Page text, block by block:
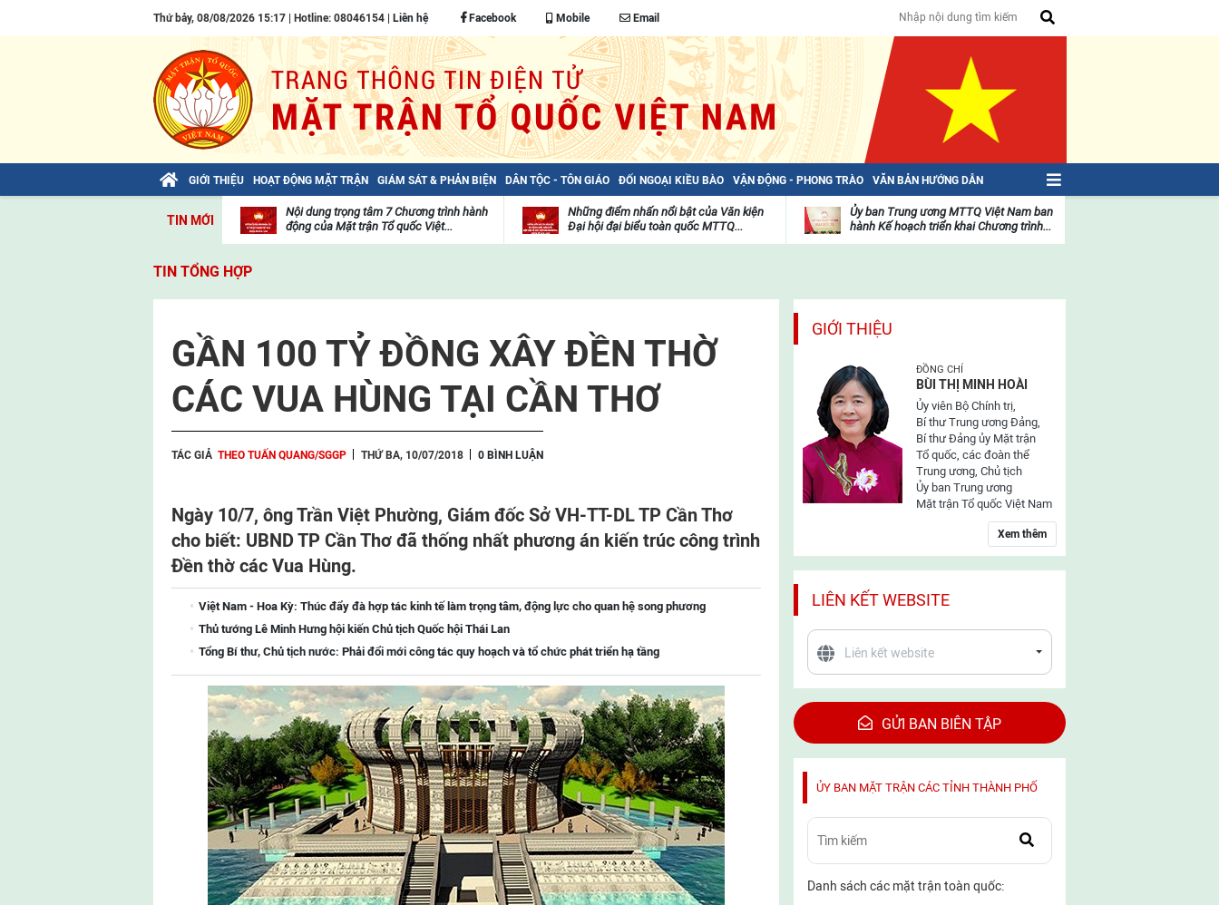
Thứ bảy, 08/08/2026 15:17 | Hotline: 08046154 | Liên hệ Facebook Mobile Email
GIỚI THIỆU HOẠT ĐỘNG MẶT TRẬN GIÁM SÁT & PHẢN BIỆN DÂN TỘC - TÔN GIÁO ĐỐI NGOẠI KIỀU BÀO VẬN ĐỘNG - PHONG TRÀO VĂN BẢN HƯỚNG DẪN
TIN MỚI
Bài viết của Tổng Bí thư Tô Lâm: TIẾN
viện
Nội dung trọng tâm 7 Chương trình hành
động của Mặt trận Tổ quốc Việt...
Những điểm nhấn nổi bật của Văn kiện
Đại hội đại biểu toàn quốc MTTQ...
mặt
trận
Ủy ban Trung ương MTTQ Việt Nam ban
hành Kế hoạch triển khai Chương trình...
TIN TỔNG HỢP
GẦN 100 TỶ ĐỒNG XÂY ĐỀN THỜ
CÁC VUA HÙNG TẠI CẦN THƠ
TÁC GIẢ THEO TUẤN QUANG/SGGP THỨ BA, 10/07/2018 0 BÌNH LUẬN
Ngày 10/7, ông Trần Việt Phường, Giám đốc Sở VH-TT-DL TP Cần Thơ
cho biết: UBND TP Cần Thơ đã thống nhất phương án kiến trúc công trình
Đền thờ các Vua Hùng.
Việt Nam - Hoa Kỳ: Thúc đẩy đà hợp tác kinh tế làm trọng tâm, động lực cho quan hệ song phương
Thủ tướng Lê Minh Hưng hội kiến Chủ tịch Quốc hội Thái Lan
Tổng Bí thư, Chủ tịch nước: Phải đổi mới công tác quy hoạch và tổ chức phát triển hạ tầng
GIỚI THIỆU
ĐỒNG CHÍ
BÙI THỊ MINH HOÀI
Ủy viên Bộ Chính trị,
Bí thư Trung ương Đảng,
Bí thư Đảng ủy Mặt trận
Tổ quốc, các đoàn thể
Trung ương, Chủ tịch
Ủy ban Trung ương
Mặt trận Tổ quốc Việt Nam
Xem thêm
LIÊN KẾT WEBSITE
GỬI BAN BIÊN TẬP
ỦY BAN MẶT TRẬN CÁC TỈNH THÀNH PHỐ
Danh sách các mặt trận toàn quốc: